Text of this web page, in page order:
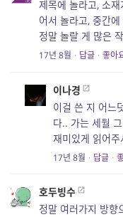
제목에 놀라고, 소
어서 놀라고, 중간
정말 놀랄 게 많은
17년 8월 · 답글 · 좋아
이나경
이걸 쓴 지 어느
다.. 가는 세월
재미있게 읽어
17년 8월 · 답글 ·
호두빙수
정말 여러가지 방향